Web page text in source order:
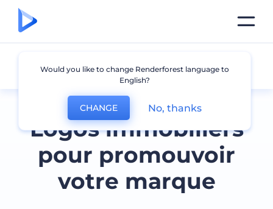
Logos immobiliers
pour promouvoir
votre marque
Immobilier
Would you like to change Renderforest language to
English?
CHANGE No, thanks